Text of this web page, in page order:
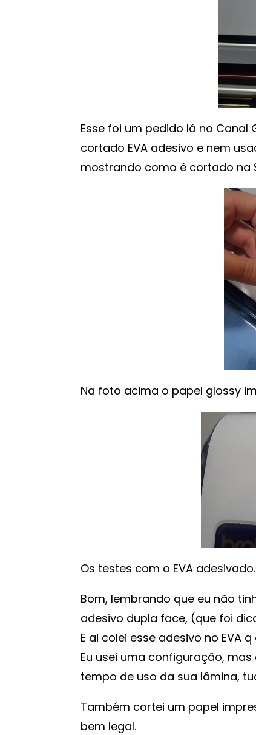
Esse foi um pedido lá no Canal
cortado EVA adesivo e nem
mostrando como é cortado na
Na foto acima o papel glossy
Os testes com o EVA adesivado.
Bom, lembrando que eu não
adesivo dupla face, (que foi
E ai colei esse adesivo no EVA
Eu usei uma configuração,
tempo de uso da sua lâmina,
Também cortei um papel
bem legal.